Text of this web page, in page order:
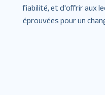
fiabilité, et d'offrir aux
éprouvées pour un